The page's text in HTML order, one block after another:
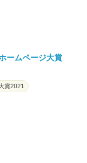
ームページ大賞
賞2021